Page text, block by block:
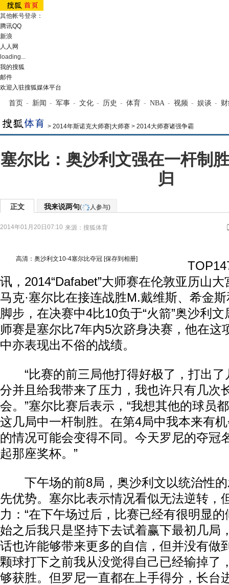
其他帐号登录：
腾讯QQ
新浪
人人网
loading...
我的搜狐
邮件
欢迎入驻搜狐媒体平台
首页 - 新闻 - 军事 - 文化 - 历史 - 体育 - NBA - 视频 - 娱谈 -
> 2014年斯诺克大师赛|大师赛 > 2014大师赛诸强争霸
塞尔比：奥沙利文强在一杆制
归
正文 我来说两句( 人参与)
2014年01月20日07:10 来源： 搜狐体育
高清：奥沙利文10-4塞尔比夺冠 [保存到相册]
讯，2014“Dafabet”大师赛在伦敦亚历山
马克·塞尔比在接连战胜M.戴维斯、希金
脚步，在决赛中4比10负于“火箭”奥沙利
师赛是塞尔比7年内5次跻身决赛，他在这
中亦表现出不俗的战绩。
“比赛的前三局他打得好极了，打出了
分并且给我带来了压力，我也许只有几次
会。”塞尔比赛后表示，“我想其他的球员
这几局中一杆制胜。在第4局中我本来有
的情况可能会变得不同。今天罗尼的夺冠
起那座奖杯。”
下午场的前8局，奥沙利文以统治性的
先优势。塞尔比表示情况看似无法逆转，
力：“在下午场过后，比赛已经有很明显
始之后我只是坚持下去试着赢下最初几局
话也许能够带来更多的自信，但并没有做
颗球打下之前我从没觉得自己已经输掉了
够获胜。但罗尼一直都在上手得分，长台